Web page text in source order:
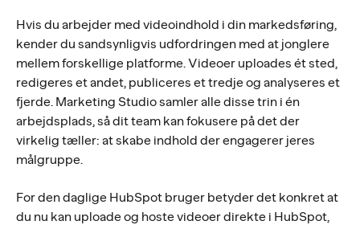
Hvis du arbejder med videoindhold i din markedsføring,
kender du sandsynligvis udfordringen med at jonglere
mellem forskellige platforme. Videoer uploades ét sted,
redigeres et andet, publiceres et tredje og analyseres et
fjerde. Marketing Studio samler alle disse trin i én
arbejdsplads, så dit team kan fokusere på det der
virkelig tæller: at skabe indhold der engagerer jeres
målgruppe.
For den daglige HubSpot bruger betyder det konkret at
du nu kan uploade og hoste videoer direkte i HubSpot,